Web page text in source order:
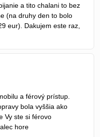
a tito chalani to bez
(na druhy den to bolo
eur). Dakujem este raz,
a férový prístup.
bola vyššia ako
Vy ste si férovo
hore